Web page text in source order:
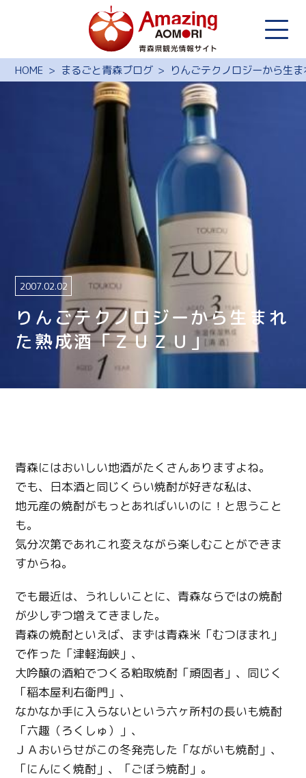
HOME まるごと青森ブログ りんごテクノロジーから生
りんごテクノロジーから生まれ
た熟成酒「ＺＵＺＵ」
2007.02.02
青森にはおいしい地酒がたくさんありますよね。
でも、日本酒と同じくらい焼酎が好きな私は、
地元産の焼酎がもっとあればいいのに！と思うこと
も。
気分次第であれこれ変えながら楽しむことができま
すからね。
でも最近は、うれしいことに、青森ならではの焼酎
が少しずつ増えてきました。
青森の焼酎といえば、まずは青森米「むつほまれ」
で作った「津軽海峡」、
大吟醸の酒粕でつくる粕取焼酎「頑固者」、同じく
「稲本屋利右衛門」、
なかなか手に入らないという六ヶ所村の長いも焼酎
「六趣（ろくしゅ）」、
ＪＡおいらせがこの冬発売した「ながいも焼酎」、
「にんにく焼酎」、「ごぼう焼酎」。